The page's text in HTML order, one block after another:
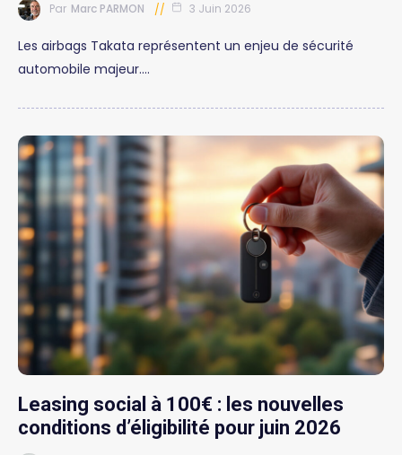
Par Marc PARMON 3 Juin 2026
Les airbags Takata représentent un enjeu de sécurité
automobile majeur.…
Leasing social à 100€ : les nouvelles
conditions d’éligibilité pour juin 2026